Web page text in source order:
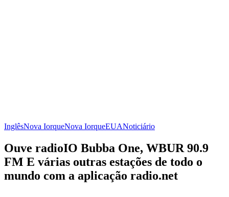
InglêsNova IorqueNova IorqueEUANoticiário
Ouve radioIO Bubba One, WBUR 90.9
FM E várias outras estações de todo o
mundo com a aplicação radio.net